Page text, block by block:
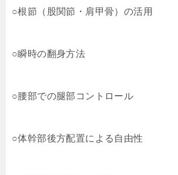
○根節（股関節・肩甲骨）の活用
○瞬時の翻身方法
○腰部での腿部コントロール
○体幹部後方配置による自由性